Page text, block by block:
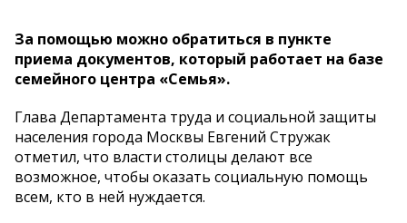
За помощью можно обратиться в пункте
приема документов, который работает на базе
семейного центра «Семья».
Глава Департамента труда и социальной защиты
населения города Москвы Евгений Стружак
отметил, что власти столицы делают все
возможное, чтобы оказать социальную помощь
всем, кто в ней нуждается.